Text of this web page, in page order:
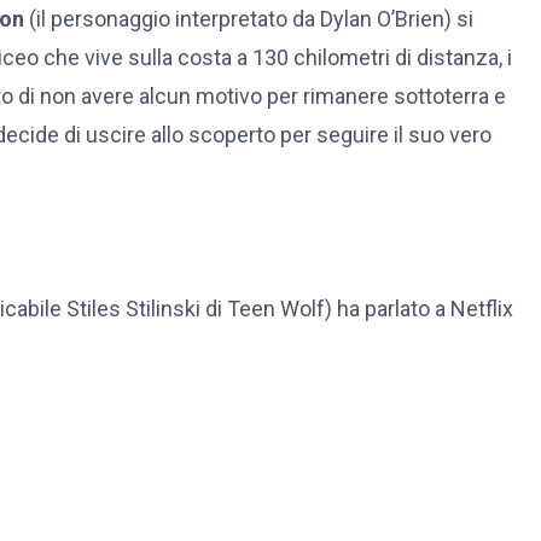
(il personaggio interpretato da Dylan O’Brien) si
che vive sulla costa a 130 chilometri di distanza, i
non avere alcun motivo per rimanere sottoterra e
di uscire allo scoperto per seguire il suo vero
Stiles Stilinski di Teen Wolf) ha parlato a Netflix